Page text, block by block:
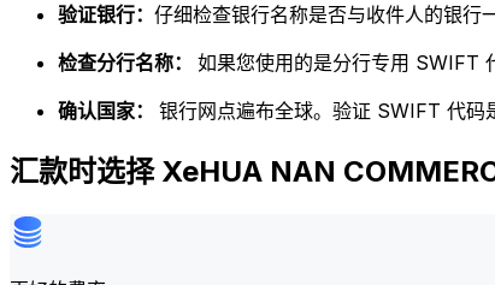
验证银行： 仔细检查银行名称是否与收件人的银行一
检查分行名称： 如果您使用的是分行专用 SWIFT
确认国家： 银行网点遍布全球。验证 SWIFT 代码
汇款时选择 XeHUA NAN